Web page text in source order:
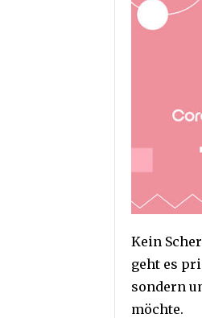
Kein
geht es
sondern
möchte.